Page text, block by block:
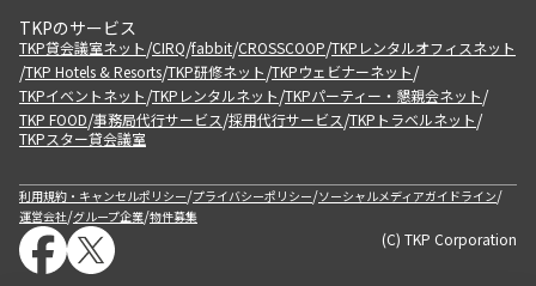
TKPのサービス
TKP貸会議室ネット/CIRQ/fabbit/CROSSCOOP/TKPレンタルオフィスネット
/TKP Hotels & Resorts/TKP研修ネット/TKPウェビナーネット/
TKPイベントネット/TKPレンタルネット/TKPパーティー・懇親会ネット/
TKP FOOD/事務局代行サービス/採用代行サービス/TKPトラベルネット/
TKPスター貸会議室
利用規約・キャンセルポリシー/プライバシーポリシー/ソーシャルメディアガイドライン/
運営会社/グループ企業/物件募集
(C) TKP Corporation